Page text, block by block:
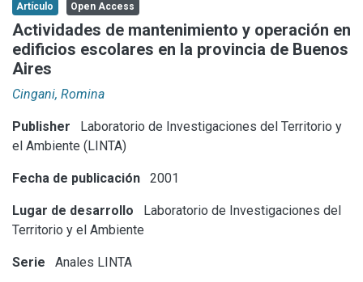
Aportar material
Statistics
Artículo Open Access
Actividades de mantenimiento y operación en
edificios escolares en la provincia de Buenos
Aires
Cingani, Romina
Publisher
Laboratorio de Investigaciones del Territorio y
el Ambiente (LINTA)
Fecha de publicación 2001
Lugar de desarrollo
Laboratorio de Investigaciones del
Territorio y el Ambiente
Serie Anales LINTA